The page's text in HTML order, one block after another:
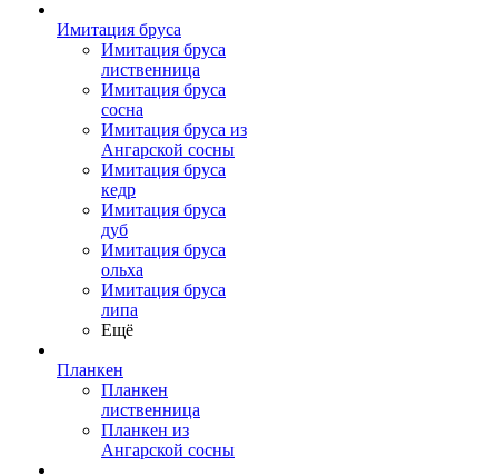
Имитация бруса
Имитация бруса
лиственница
Имитация бруса
сосна
Имитация бруса из
Ангарской сосны
Имитация бруса
кедр
Имитация бруса
дуб
Имитация бруса
ольха
Имитация бруса
липа
Ещё
Планкен
Планкен
лиственница
Планкен из
Ангарской сосны